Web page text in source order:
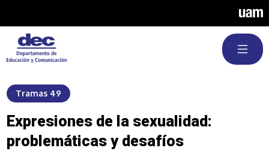
Tramas 49
Expresiones de la sexualidad:
problemáticas y desafíos